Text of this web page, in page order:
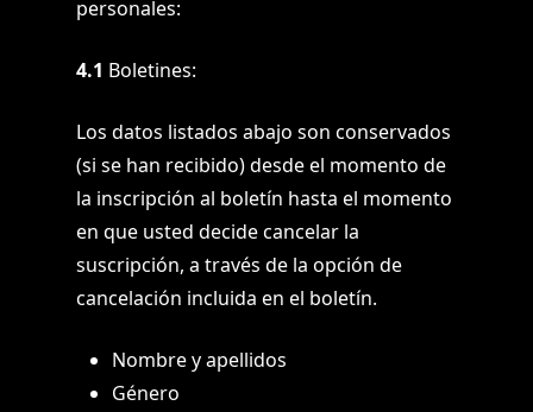
personales:
4.1 Boletines:
Los datos listados abajo son conservados
(si se han recibido) desde el momento de
la inscripción al boletín hasta el momento
en que usted decide cancelar la
suscripción, a través de la opción de
cancelación incluida en el boletín.
Nombre y apellidos
Género